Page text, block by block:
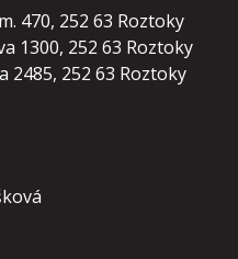
470, 252 63 Roztoky
1300, 252 63 Roztoky
2485, 252 63 Roztoky